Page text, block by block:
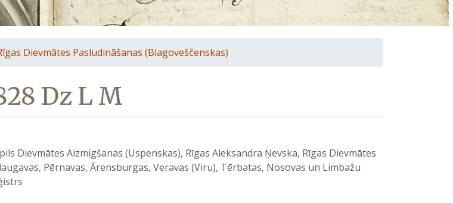
Dievmātes Pasludināšanas (Blagoveščenskas)
Dz L M
Dievmātes Aizmigšanas (Uspenskas), Rīgas Aleksandra Ņevska, Rīgas Dievmātes
Pērnavas, Ārensburgas, Veravas (Viru), Tērbatas, Nosovas un Limbažu